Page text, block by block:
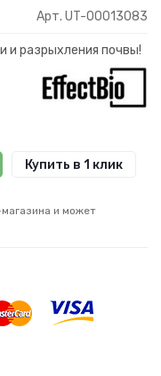
Арт. UT-00013083
и разрыхления почвы!
Купить в 1 клик
и может